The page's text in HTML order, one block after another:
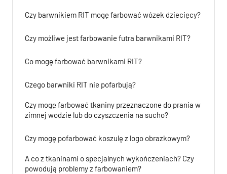
Czy barwnikiem RIT mogę farbować wózek dziecięcy?
Czy możliwe jest farbowanie futra barwnikami RIT?
Co mogę farbować barwnikami RIT?
Czego barwniki RIT nie pofarbują?
Czy mogę farbować tkaniny przeznaczone do prania w
zimnej wodzie lub do czyszczenia na sucho?
Czy mogę pofarbować koszulę z logo obrazkowym?
A co z tkaninami o specjalnych wykończeniach? Czy
powodują problemy z farbowaniem?